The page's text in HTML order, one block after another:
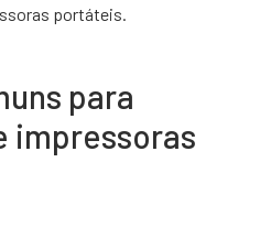
portáteis.
para
impressoras